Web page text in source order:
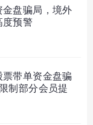
盘骗局，境外
预警
带单资金盘骗
制部分会员提